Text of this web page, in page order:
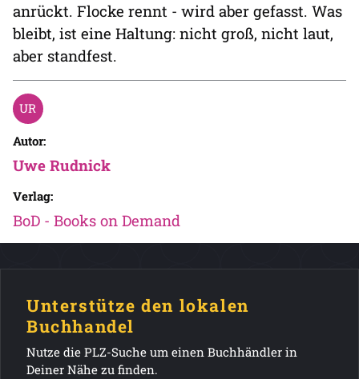
anrückt. Flocke rennt - wird aber gefasst. Was
bleibt, ist eine Haltung: nicht groß, nicht laut,
aber standfest.
Autor:
Uwe Rudnick
Verlag:
BoD - Books on Demand
Unterstütze den lokalen
Buchhandel
Nutze die PLZ-Suche um einen Buchhändler in
Deiner Nähe zu finden.